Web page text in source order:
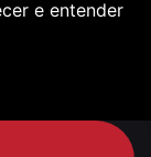
e entender